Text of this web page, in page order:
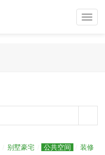
别墅豪宅 公共空间
装修